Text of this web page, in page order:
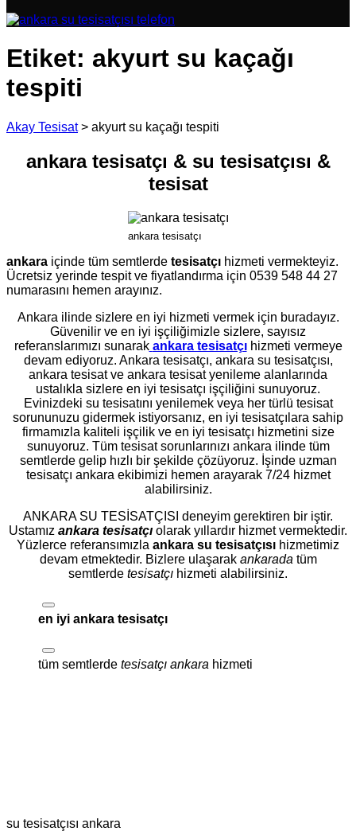
Etiket: akyurt su kaçağı
tespiti
Akay Tesisat> akyurt su kaçağı tespiti
ankara tesisatçı & su tesisatçısı &
tesisat
ankara tesisatçı
ankara içinde tüm semtlerde tesisatçı hizmeti vermekteyiz.
Ücretsiz yerinde tespit ve fiyatlandırma için 0539 548 44 27
numarasını hemen arayınız.
Ankara ilinde sizlere en iyi hizmeti vermek için buradayız.
Güvenilir ve en iyi işçiliğimizle sizlere, sayısız
referanslarımızı sunarak ankara tesisatçıhizmeti vermeye
devam ediyoruz. Ankara tesisatçı, ankara su tesisatçısı,
ankara tesisat ve ankara tesisat yenileme alanlarında
ustalıkla sizlere en iyi tesisatçı işçiliğini sunuyoruz.
Evinizdeki su tesisatını yenilemek veya her türlü tesisat
sorununuzu gidermek istiyorsanız, en iyi tesisatçılara sahip
firmamızla kaliteli işçilik ve en iyi tesisatçı hizmetini size
sunuyoruz. Tüm tesisat sorunlarınızı ankara ilinde tüm
semtlerde gelip hızlı bir şekilde çözüyoruz. İşinde uzman
tesisatçı ankara ekibimizi hemen arayarak 7/24 hizmet
alabilirsiniz.
ANKARA SU TESİSATÇISI deneyim gerektiren bir iştir.
Ustamız ankara tesisatçı olarak yıllardır hizmet vermektedir.
Yüzlerce referansımızla ankara su tesisatçısı hizmetimiz
devam etmektedir. Bizlere ulaşarak ankarada tüm
semtlerde tesisatçı hizmeti alabilirsiniz.
en iyi ankara tesisatçı
tüm semtlerde tesisatçı ankara hizmeti
su tesisatçısı ankara